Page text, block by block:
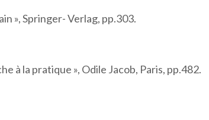
», Springer- Verlag, pp.303.
à la pratique », Odile Jacob, Paris, pp.482.